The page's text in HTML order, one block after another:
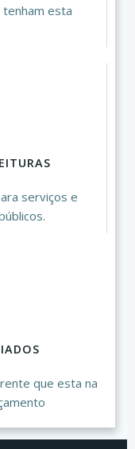
esta
serviços e
que esta na